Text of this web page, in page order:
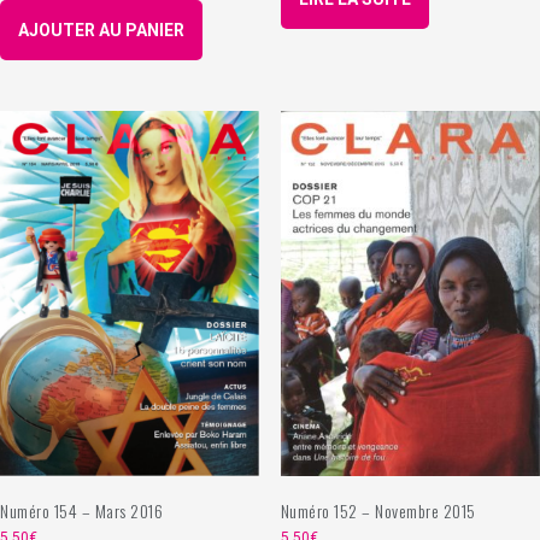
AJOUTER AU PANIER
Numéro 154 – Mars 2016 Numéro 152 – Novembre 2015